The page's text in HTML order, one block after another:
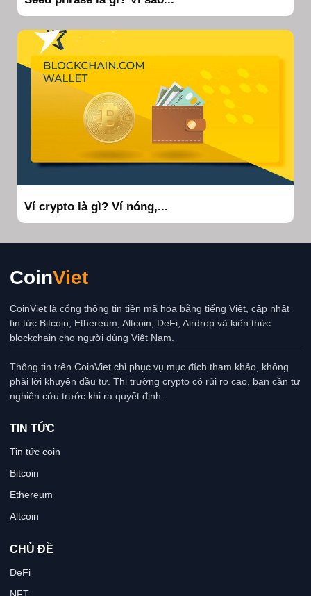
Ví crypto là gì? Ví nóng,...
CoinViet
CoinViet là cổng thông tin tiền mã hóa bằng tiếng Việt, cập nhật
tin tức Bitcoin, Ethereum, Altcoin, DeFi, Airdrop và kiến thức
blockchain cho người dùng Việt Nam.
Thông tin trên CoinViet chỉ phục vụ mục đích tham khảo, không
phải lời khuyên đầu tư. Thị trường crypto có rủi ro cao, bạn cần tự
nghiên cứu trước khi ra quyết định.
TIN TỨC
Tin tức coin
Bitcoin
Ethereum
Altcoin
CHỦ ĐỀ
DeFi